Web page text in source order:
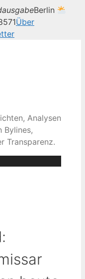
Berlin
Über
Analysen
Transparenz.